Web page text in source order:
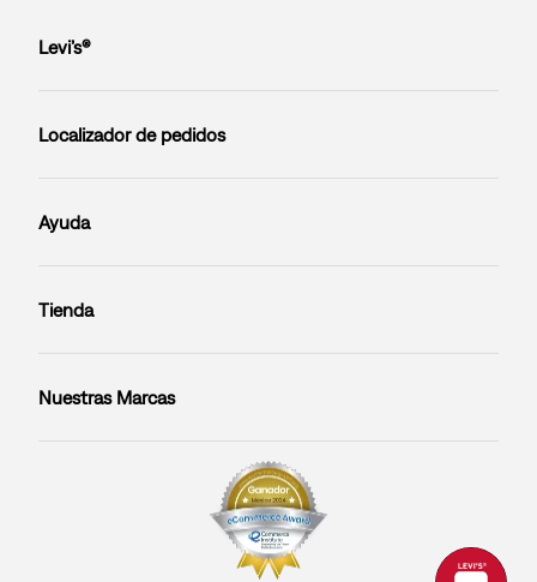
Levi’s®
Localizador de pedidos
Ayuda
Tienda
Nuestras Marcas